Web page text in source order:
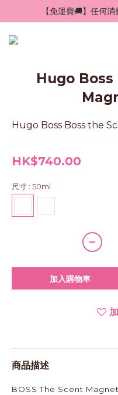
【免運費🚚】任何
Hugo
Hugo Boss Boss the
HK$740.00
尺寸 : 50ml
加入購物車
商品描述
BOSS The Scent